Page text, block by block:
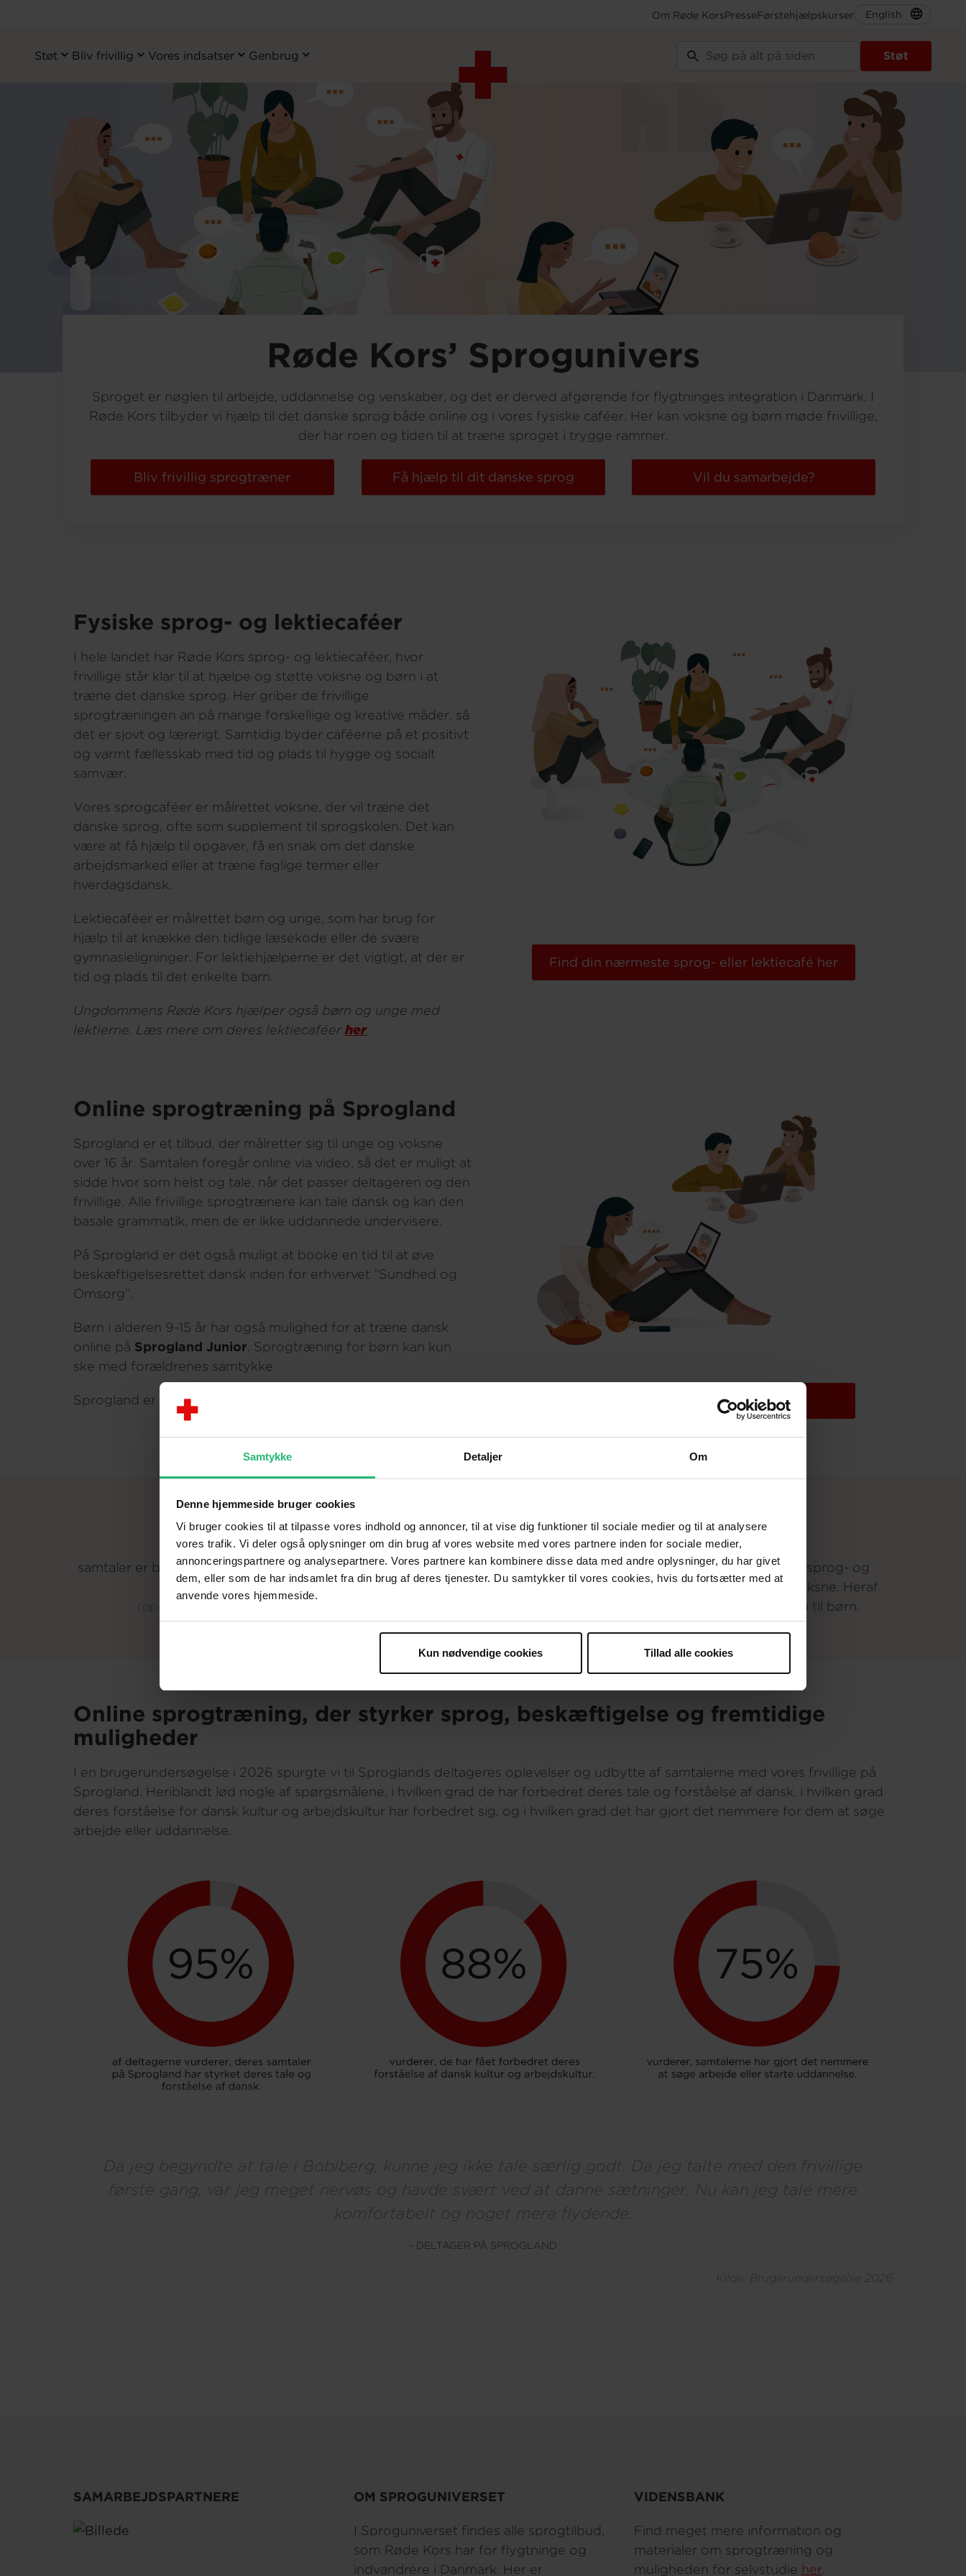
Samtykke Detaljer Om
Denne hjemmeside bruger cookies
Vi bruger cookies til at tilpasse vores indhold og annoncer, til at vise dig funktioner til sociale medier og til at analysere
vores trafik. Vi deler også oplysninger om din brug af vores website med vores partnere inden for sociale medier,
annonceringspartnere og analysepartnere. Vores partnere kan kombinere disse data med andre oplysninger, du har givet
dem, eller som de har indsamlet fra din brug af deres tjenester. Du samtykker til vores cookies, hvis du fortsætter med at
anvende vores hjemmeside.
Kun nødvendige cookies Tillad alle cookies
Primary
Støt Bliv frivillig Vores indsatser Genbrug Støt
Om Røde KorsPresseFørstehjælpskurser English
Illustration: Lars Petersen
Røde Kors’ Sprogunivers
Sproget er nøglen til arbejde, uddannelse og venskaber, og det er derved afgørende for flygtninges integration i Danmark. I
Røde Kors tilbyder vi hjælp til det danske sprog både online og i vores fysiske caféer. Her kan voksne og børn møde frivillige,
der har roen og tiden til at træne sproget i trygge rammer.
Bliv frivillig sprogtræner Få hjælp til dit danske sprog Vil du samarbejde?
Fysiske sprog- og lektiecaféer
I hele landet har Røde Kors sprog- og lektiecaféer, hvor
frivillige står klar til at hjælpe og støtte voksne og børn i at
træne det danske sprog. Her griber de frivillige
sprogtræningen an på mange forskellige og kreative måder, så
det er sjovt og lærerigt. Samtidig byder caféerne på et positivt
og varmt fællesskab med tid og plads til hygge og socialt
samvær.
Vores sprogcaféer er målrettet voksne, der vil træne det
danske sprog, ofte som supplement til sprogskolen. Det kan
være at få hjælp til opgaver, få en snak om det danske
arbejdsmarked eller at træne faglige termer eller
hverdagsdansk.
Lektiecaféer er målrettet børn og unge, som har brug for
hjælp til at knække den tidlige læsekode eller de svære
gymnasieligninger. For lektiehjælperne er det vigtigt, at der er
tid og plads til det enkelte barn.
Ungdommens Røde Kors hjælper også børn og unge med
lektierne. Læs mere om deres lektiecaféer her.
Find din nærmeste sprog- eller lektiecafé her
Online sprogtræning på Sprogland
Sprogland er et tilbud, der målretter sig til unge og voksne
over 16 år. Samtalen foregår online via video, så det er muligt at
sidde hvor som helst og tale, når det passer deltageren og den
frivillige. Alle frivillige sprogtrænere kan tale dansk og kan den
basale grammatik, men de er ikke uddannede undervisere.
På Sprogland er det også muligt at booke en tid til at øve
beskæftigelsesrettet dansk inden for erhvervet ”Sundhed og
Omsorg”.
Børn i alderen 9-15 år har også mulighed for at træne dansk
online på Sprogland Junior . Sprogtræning for børn kan kun
ske med forældrenes samtykke.
Sprogland er udviklet i samarbejde med Boblberg. Gå til sprogland.dk
53.000
samtaler er blevet afholdt på Sprogland
siden 2020.
1885
voksne og børn har modtaget
sprogtræning på Sprogland.
lokalafdelinger tilbyder sprog- og
lektiehjælp til unge og voksne. Heraf
tilbyder 37 også hjælp til børn.
Online sprogtræning, der styrker sprog, beskæftigelse og fremtidige
muligheder
I en brugerundersøgelse i 2026 spurgte vi til Sproglands deltageres oplevelser og udbytte af samtalerne med vores frivillige på
Sprogland. Heriblandt lød nogle af spørgsmålene, i hvilken grad de har forbedret deres tale og forståelse af dansk, i hvilken grad
deres forståelse for dansk kultur og arbejdskultur har forbedret sig, og i hvilken grad det har gjort det nemmere for dem at søge
arbejde eller uddannelse.
Da jeg begyndte at tale i Boblberg, kunne jeg ikke tale særlig godt. Da jeg talte med den frivillige
første gang, var jeg meget nervøs og havde svært ved at danne sætninger. Nu kan jeg tale mere
komfortabelt og noget mere flydende.
- DELTAGER PÅ SPROGLAND
Kilde: Brugerundersøgelse 2026
SAMARBEJDSPARTNERE OM SPROGUNIVERSET
I Sproguniverset findes alle sprogtilbud,
som Røde Kors har for flygtninge og
indvandrere i Danmark. Her er
VIDENSBANK
Find meget mere information og
materialer om sprogtræning og
muligheden for selvstudie her